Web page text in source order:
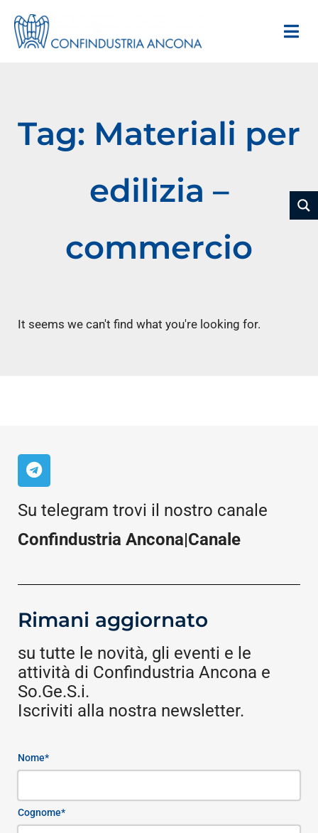
Tag: Materiali per
edilizia –
commercio
It seems we can't find what you're looking for.
Su telegram trovi il nostro canale
Confindustria Ancona|Canale
Rimani aggiornato
su tutte le novità, gli eventi e le
attività di Confindustria Ancona e
So.Ge.S.i.
Iscriviti alla nostra newsletter.
Nome*
Cognome*